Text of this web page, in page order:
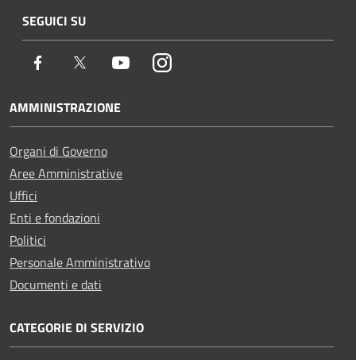
SEGUICI SU
Facebook Twitter YoutubeInstagram
AMMINISTRAZIONE
Organi di Governo
Aree Amministrative
Uffici
Enti e fondazioni
Politici
Personale Amministrativo
Documenti e dati
CATEGORIE DI SERVIZIO